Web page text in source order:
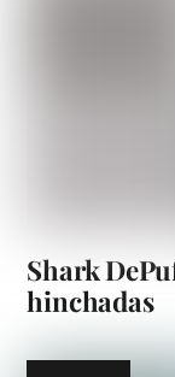
Shark
hinchadas